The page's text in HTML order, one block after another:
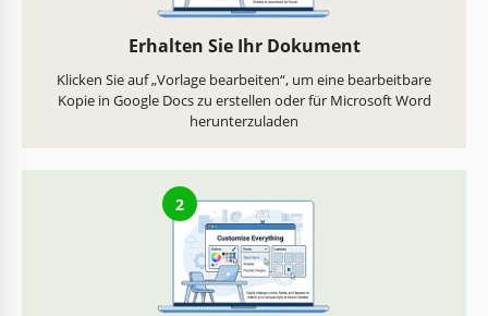
Erhalten Sie Ihr Dokument
Klicken Sie auf „Vorlage bearbeiten“, um eine bearbeitbare
Kopie in Google Docs zu erstellen oder für Microsoft Word
herunterzuladen
2